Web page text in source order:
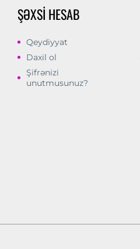
ŞƏXSI HESAB
Qeydiyyat
Daxil ol
Şifrənizi
unutmusunuz?